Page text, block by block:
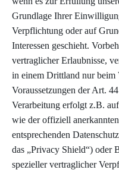
Grundlage Ihrer
Verpflichtung oder auf
Interessen geschieht.
vertraglicher Erlaubnisse,
in einem Drittland nur beim
Voraussetzungen der Art.
Verarbeitung erfolgt z.B.
wie der offiziell
entsprechenden
das „Privacy Shield“) oder
spezieller vertraglicher